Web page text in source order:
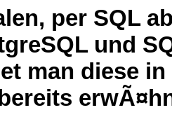
per SQL
und
man diese